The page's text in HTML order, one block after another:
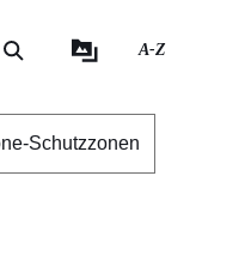
A-Z
Schutzzonen